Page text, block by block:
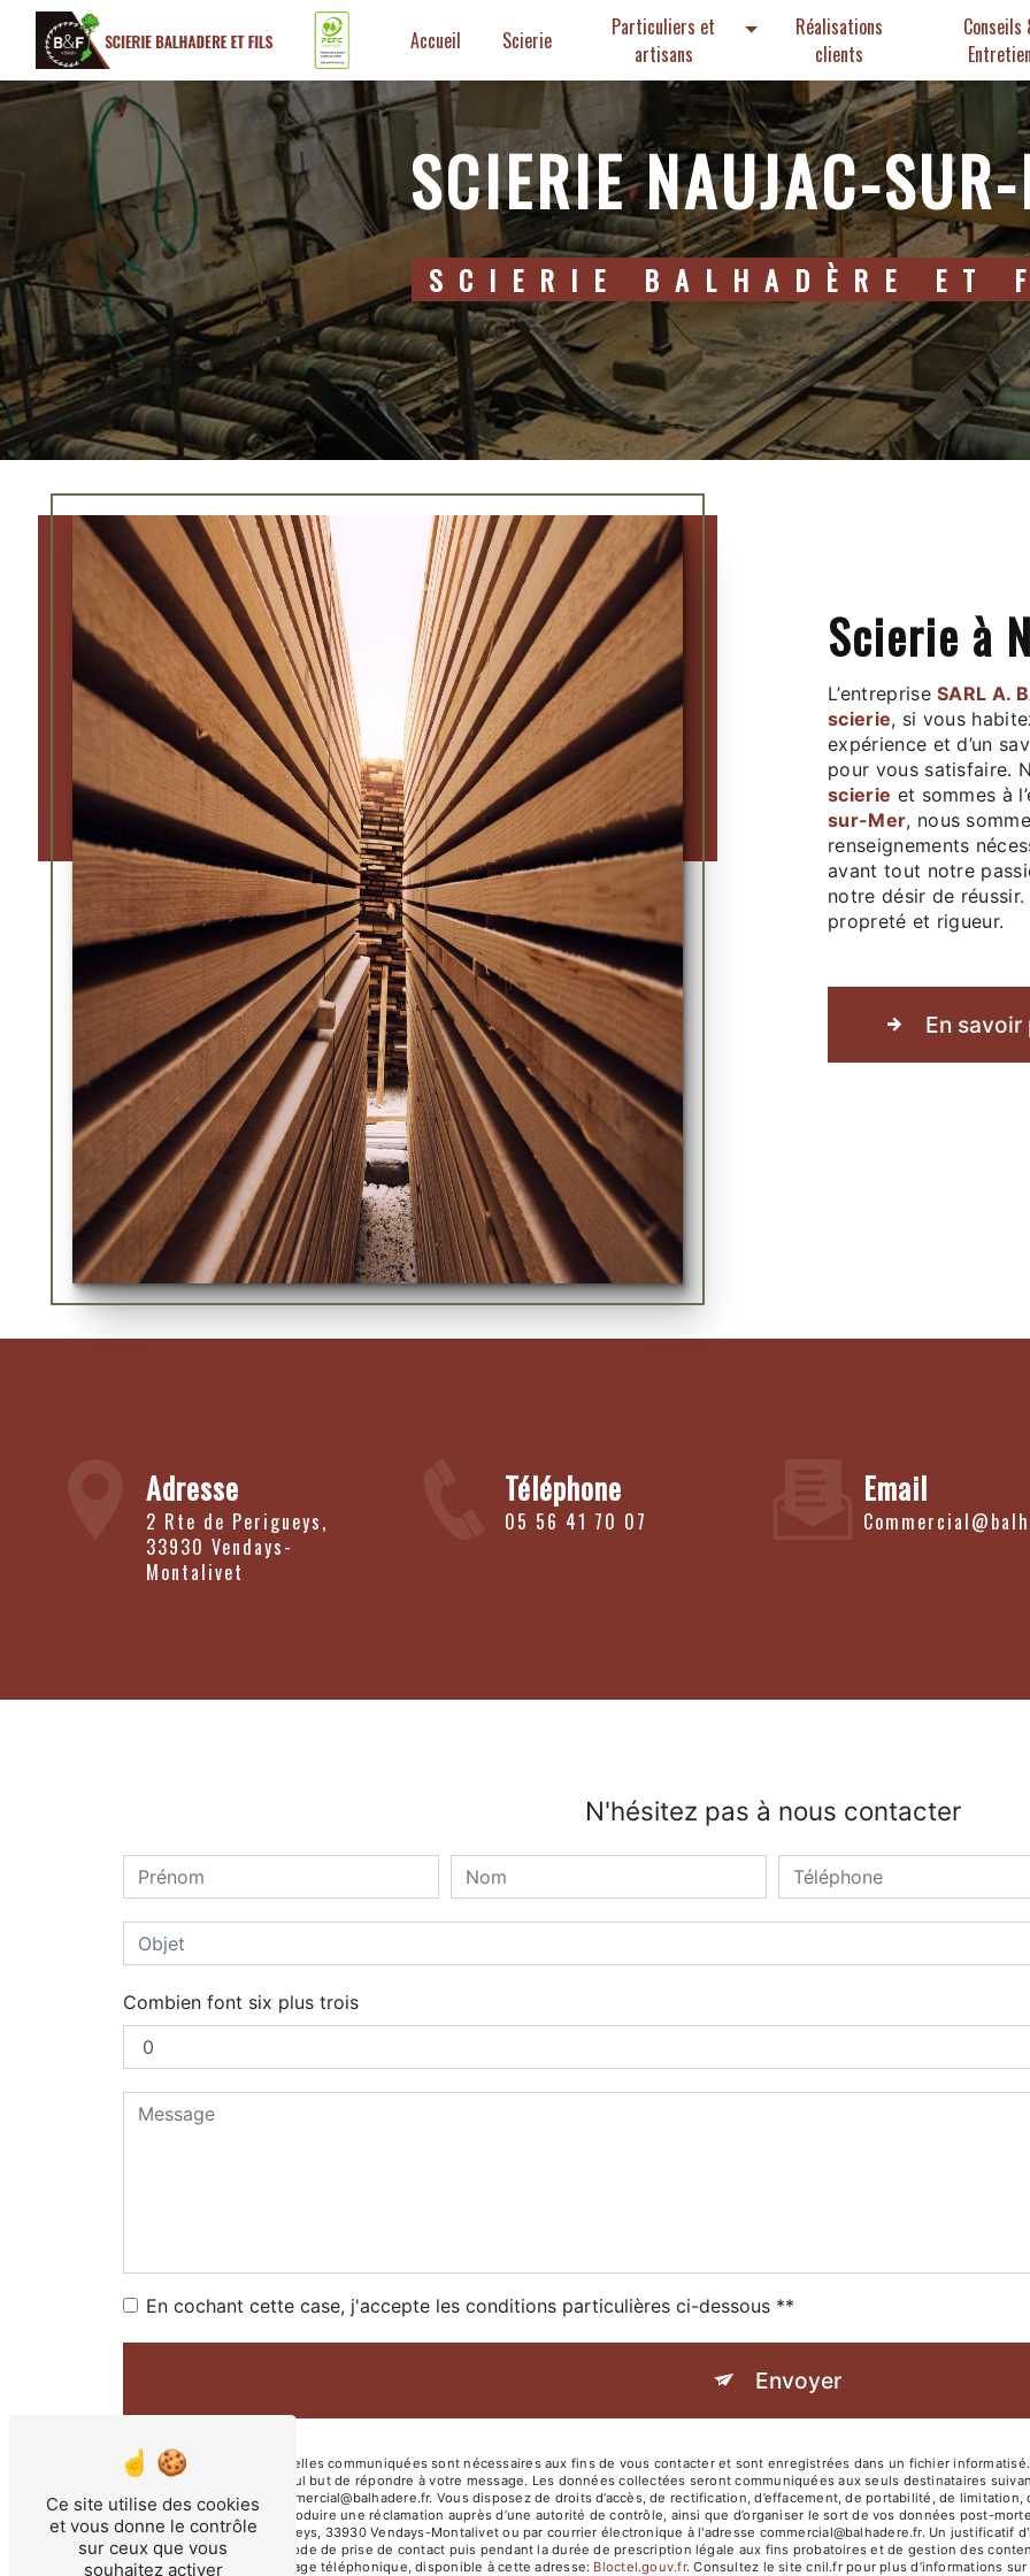
Accueil Scierie
Particuliers et
artisans
Réalisations
clients
Conseils
Entretien
SCIERIE NAUJAC-
SCIERIE BALHADÈRE ET
scierie à
L’entrepriseSARL A.
scierie, si vous
expérience et d’un
pour vous satisfaire.
scierie et sommes à
sur-Mer, nous
renseignements
avant tout notre
notre désir de
propreté et rigueur.
En savoir
Adresse
2 Rte de Perigueys,
33930 Vendays-
Montalivet
Téléphone
05 56 41 70 07
Email
N'hésitez pas à nous contacter
Combien font six plus trois
En cochant cette case, j'accepte les conditions particulières ci-dessous **
Envoyer
** Les données personnelles communiquées sont nécessaires aux fins de vous contacter et sont enregistrées dans un fichier informatisé.
sous-traitants dans le seul but de répondre à votre message. Les données collectées seront communiquées aux seuls destinataires
Vendays-Montalivet commercial@balhadere.fr. Vous disposez de droits d’accès, de rectification, d’effacement, de portabilité, de
moment et du droit d’introduire une réclamation auprès d’une autorité de contrôle, ainsi que d’organiser le sort de vos données post-
l'adresse 2 Rte de Perigueys, 33930 Vendays-Montalivet ou par courrier électronique à l'adresse commercial@balhadere.fr. Un justificatif
données pendant la période de prise de contact puis pendant la durée de prescription légale aux fins probatoires et de gestion des
d'opposition au démarchage téléphonique, disponible à cette adresse:
Bloctel.gouv.fr. Consultez le site cnil.fr pour plus d’informations
Panneau de gestion des cookies
Ce site utilise des cookies
et vous donne le contrôle
sur ceux que vous
souhaitez activer